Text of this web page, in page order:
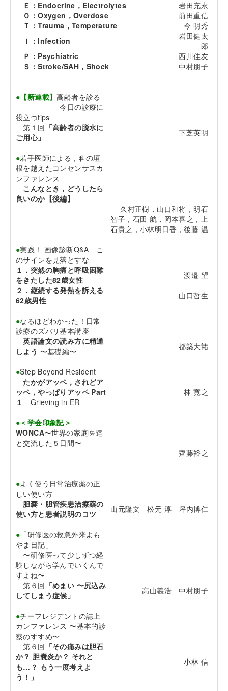
Ｅ：Endocrine，Electrolytes
岩田充永
Ｏ：Oxygen，Overdose
前田重信
Ｔ：Trauma，Temperature
今 明秀
Ｉ：Infection
岩田健太
郎
Ｐ：Psychiatric
西川佳友
Ｓ：Stroke/SAH，Shock
中村朋子
●【新連載】高齢者を診る
今日の診療に
役立つtips
第１回 「高齢者の脱水に
ご用心」
下芝英明
●若手医師による，科の垣
根を越えたコンセンサスカ
ンファレンス
こんなとき，どうしたら
良いのか【後編】
久村正樹，山口和将，明石
智子，石田 航，岡本喜之，上
石貴之，小林明日香，後藤 温
●実践！ 画像診断Q&A こ
のサインを見落とすな
１．突然の胸痛と呼吸困難
をきたした82歳女性
渡邉 望
２．継続する発熱を訴える
62歳男性
山口哲生
●なるほどわかった！日常
診療のズバリ基本講座
英語論文の読み方に精通
しよう 〜基礎編〜 都築大祐
●Step Beyond Resident
たかがアッペ，されどア
ッペ，やっぱりアッペ Part
１
Grieving in ER
林 寛之
●＜学会印象記＞
WONCA〜世界の家庭医達
と交流した５日間〜
齊藤裕之
●よく使う日常治療薬の正
しい使い方
胆嚢・胆管疾患治療薬の
使い方と患者説明のコツ
山元隆文 松元 淳 坪内博仁
● 「研修医の救急外来よも
やま日記」
〜研修医って少しずつ経
験しながら学んでいくんで
すよね〜
第６回 「めまい 〜尻込み
してしまう症候」
高山義浩 中村朋子
●チーフレジデントの誌上
カンファレンス 〜基本的診
察のすすめ〜
第６回 「その痛みは胆石
か？ 胆嚢炎か？ それと
も…？ もう一度考えよ
う！」
小林 信